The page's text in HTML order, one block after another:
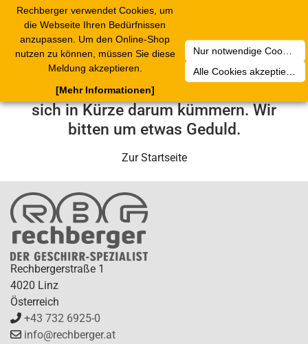
Rechberger verwendet Cookies, um
die Webseite Ihren Bedürfnissen
anzupassen. Um den Online-Shop
nutzen zu können, müssen Sie diese
Meldung akzeptieren.
Nur notwendige Cookies akzeptieren
Alle Cookies akzeptieren
[Mehr Informationen]
Leider ist ein technischer Fehler
aufgetreten. Unser Service-Team wird
sich in Kürze darum kümmern. Wir
bitten um etwas Geduld.
Zur Startseite
Rechbergerstraße 1
4020 Linz
Österreich
+43 732 6925-0
info@rechberger.at